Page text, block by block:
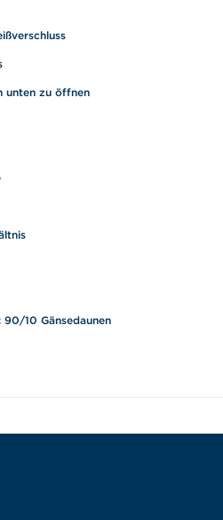
unten zu öffnen
90/10 Gänsedaunen